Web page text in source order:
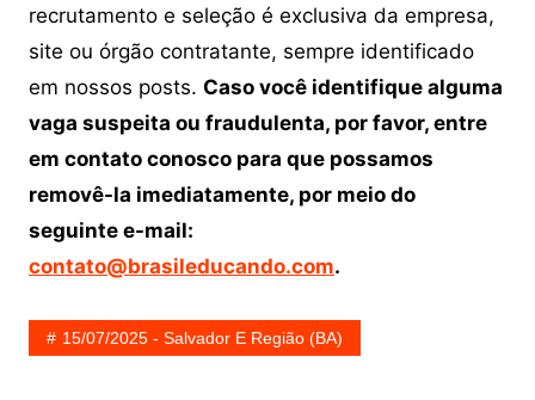
recrutamento e seleção é exclusiva da empresa,
site ou órgão contratante, sempre identificado
em nossos posts. Caso você identifique alguma
vaga suspeita ou fraudulenta, por favor, entre
em contato conosco para que possamos
removê-la imediatamente, por meio do
seguinte e-mail:
contato@brasileducando.com.
15/07/2025 - Salvador E Região (BA)